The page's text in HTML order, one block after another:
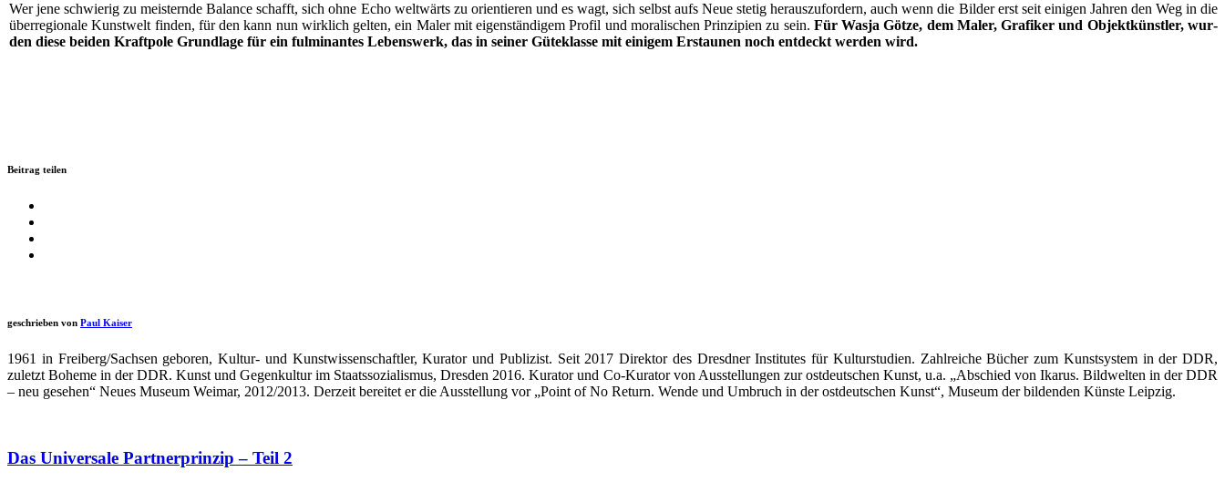
Wer jene schwie­rig zu meis­tern­de Balan­ce schafft, sich ohne Echo welt­wärts zu ori­en­tie­ren und es wagt, sich selbst aufs Neue ste­tig her­aus­zu­for­dern, auch wenn die Bil­der erst seit eini­gen Jah­ren den Weg in die
über­re­gio­na­le Kunst­welt fin­den, für den kann nun wirk­lich gel­ten, ein Maler mit eigen­stän­di­gem Pro­fil und mora­li­schen Prin­zi­pi­en zu sein. Für Was­ja Göt­ze, dem Maler, Gra­fi­ker und Objekt­künst­ler, wur­
den die­se bei­den Kraft­po­le Grund­la­ge für ein ful­mi­nan­tes Lebens­werk, das in sei­ner Güte­klas­se mit eini­gem Erstau­nen noch ent­deckt wer­den wird.
Beitrag teilen
geschrieben von Paul Kaiser
1961 in Freiberg/Sachsen geboren, Kultur- und Kunstwissenschaftler, Kurator und Publizist. Seit 2017 Direktor des Dresdner Institutes für Kulturstudien. Zahlreiche Bücher zum Kunstsystem in der DDR,
zuletzt Boheme in der DDR. Kunst und Gegenkultur im Staatssozialismus, Dresden 2016. Kurator und Co-Kurator von Ausstellungen zur ostdeutschen Kunst, u.a. „Abschied von Ikarus. Bildwelten in der DDR
– neu gesehen“ Neues Museum Weimar, 2012/2013. Derzeit bereitet er die Ausstellung vor „Point of No Return. Wende und Umbruch in der ostdeutschen Kunst“, Museum der bildenden Künste Leipzig.
Das Universale Partnerprinzip – Teil 2